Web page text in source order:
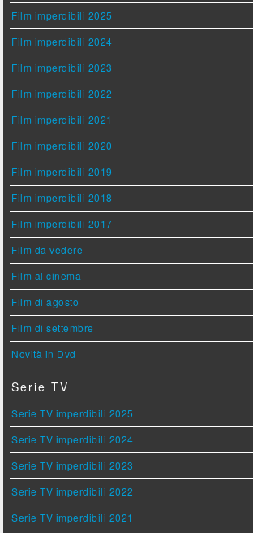
Film imperdibili 2025
Film imperdibili 2024
Film imperdibili 2023
Film imperdibili 2022
Film imperdibili 2021
Film imperdibili 2020
Film imperdibili 2019
Film imperdibili 2018
Film imperdibili 2017
Film da vedere
Film al cinema
Film di agosto
Film di settembre
Novità in Dvd
Serie TV
Serie TV imperdibili 2025
Serie TV imperdibili 2024
Serie TV imperdibili 2023
Serie TV imperdibili 2022
Serie TV imperdibili 2021